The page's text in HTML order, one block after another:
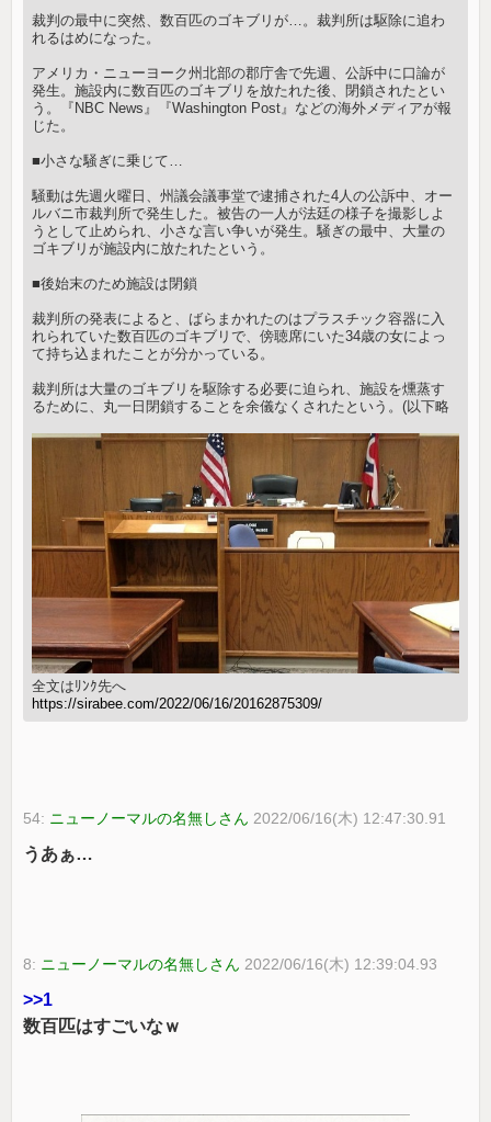
裁判の最中に突然、数百匹のゴキブリが…。裁判所は駆除に追わ
れるはめになった。
アメリカ・ニューヨーク州北部の郡庁舎で先週、公訴中に口論が
発生。施設内に数百匹のゴキブリを放たれた後、閉鎖されたとい
う。『NBC News』『Washington Post』などの海外メディアが報
じた。
■小さな騒ぎに乗じて…
騒動は先週火曜日、州議会議事堂で逮捕された4人の公訴中、オー
ルバニ市裁判所で発生した。被告の一人が法廷の様子を撮影しよ
うとして止められ、小さな言い争いが発生。騒ぎの最中、大量の
ゴキブリが施設内に放たれたという。
■後始末のため施設は閉鎖
裁判所の発表によると、ばらまかれたのはプラスチック容器に入
れられていた数百匹のゴキブリで、傍聴席にいた34歳の女によっ
て持ち込まれたことが分かっている。
裁判所は大量のゴキブリを駆除する必要に迫られ、施設を燻蒸す
るために、丸一日閉鎖することを余儀なくされたという。(以下略
全文はﾘﾝｸ先へ
https://sirabee.com/2022/06/16/20162875309/
54: ニューノーマルの名無しさん 2022/06/16(木) 12:47:30.91
うあぁ…
8: ニューノーマルの名無しさん 2022/06/16(木) 12:39:04.93
>>1
数百匹はすごいなｗ